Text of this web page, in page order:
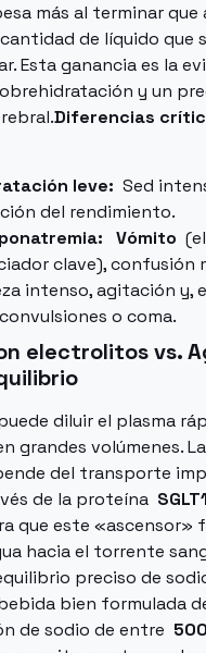
más al terminar que
de líquido que
Esta ganancia es la
y un
Diferencias
leve: Sed
del rendimiento.
Vómito
clave), confusión
intenso, agitación y,
o coma.
electrolitos vs.
diluir el plasma
grandes volúmenes.
del transporte
de la proteína SGLT1
que este «ascensor»
hacia el torrente
preciso de
bien formulada
de sodio de entre